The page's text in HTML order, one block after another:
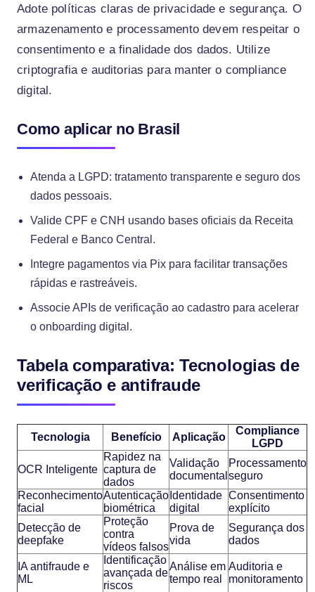
Adote políticas claras de privacidade e segurança. O
armazenamento e processamento devem respeitar o
consentimento e a finalidade dos dados. Utilize
criptografia e auditorias para manter o compliance
digital.
Como aplicar no Brasil
Atenda a LGPD: tratamento transparente e seguro dos
dados pessoais.
Valide CPF e CNH usando bases oficiais da Receita
Federal e Banco Central.
Integre pagamentos via Pix para facilitar transações
rápidas e rastreáveis.
Associe APIs de verificação ao cadastro para acelerar
o onboarding digital.
Tabela comparativa: Tecnologias de
verificação e antifraude
Tecnologia Benefício Aplicação
Compliance
LGPD
OCR Inteligente
Rapidez na
captura de
dados
Validação
documental
Processamento
seguro
Reconhecimento
facial
Autenticação
biométrica
Identidade
digital
Consentimento
explícito
Detecção de
deepfake
Proteção
contra
vídeos falsos
Prova de
vida
Segurança dos
dados
IA antifraude e
ML
Identificação
avançada de
riscos
Análise em
tempo real
Auditoria e
monitoramento